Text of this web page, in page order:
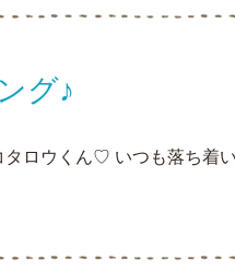
グ♪
タロウくん♡ いつも落ち着